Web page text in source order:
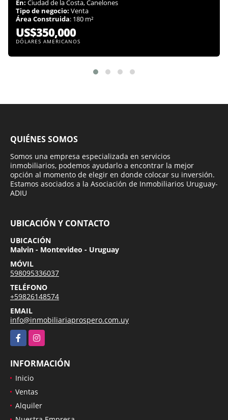
En: Ciudad de la Costa, Canelones
Tipo de negocio: Venta
Área Construida: 180 m²
US$350,000
DÓLARES AMERICANOS
QUIÉNES SOMOS
Somos una empresa especializada en servicios
inmobiliarios, podemos ayudarlo a encontrar la mejor
opción al momento de elegir en donde colocar su inversión.
Estamos asociados a la Asociación de Inmobiliarios Uruguay-
ADIU
UBICACIÓN Y CONTACTO
UBICACIÓN
Malvin - Montevideo - Uruguay
MÓVIL
598095336037
TELÉFONO
+59826148574
EMAIL
info@inmobiliariaprospero.com.uy
FacebookInstagram
INFORMACIÓN
Inicio
Ventas
Alquiler